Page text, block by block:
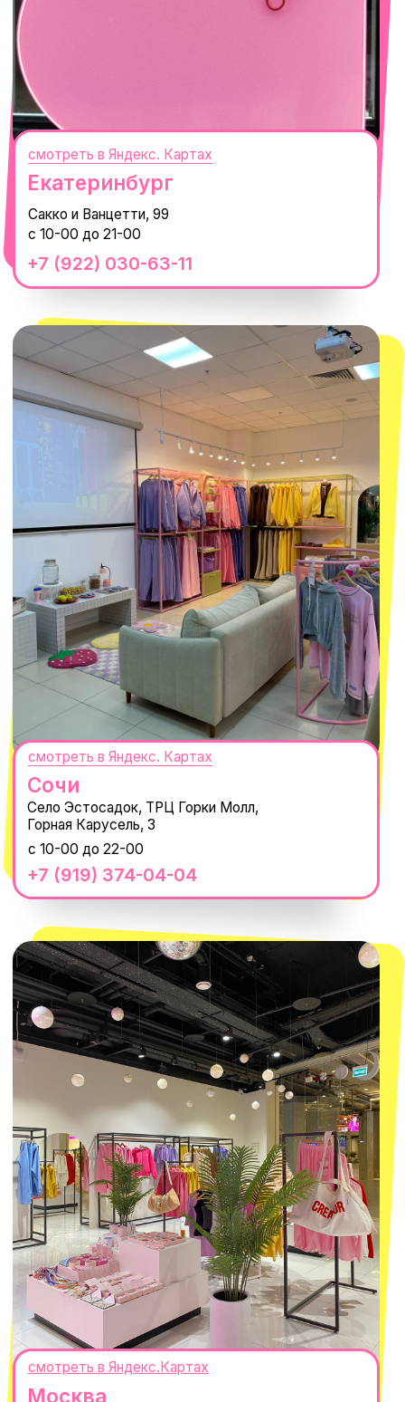
+7 (932) 602-41-15
ТРК «Европолис Ростокино»
ул. Проспект Мира, 211 к2
с 10-00 до 22-00
смотреть в Яндекс.Картах
ИП Проворный Алексей Алексеевич
ИНН 667114098580
Telegram
WhatsApp
8 800 550-06-92
macrocosm_store@mail.ru
Оплата долями
Size guide
Доставка и оплата
ПОКУПАТЕЛЯМ
Вакансии
Магазины
Наши путешествия
Наши проекты
Новости
Каталог
О КОМПАНИИ
Нажимая "Подписаться", вы соглашаетесь с
Политикой обработки
персональных данныхи
Согласием на рассылку электронных
сообщений
ПОДПИСАТЬСЯ
СЕКРЕТНЫЕ ПРОМОКОДЫ, ПРИГЛАШЕНИЯ
НА МЕРОПРИЯТИЯ И АНОНСЫ НОВИНОК
РАНЬШЕ ВСЕХ
@MACROCOSM_STORE
MACROCOSM
300' 000+ подписчиков
14'000+ подписчиков в нашем Telegram-
канале
Оферта
Пользовательское соглашение
Политика обработки персональных
данных